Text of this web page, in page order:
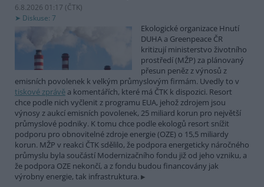
6.8.2026 01:17 (ČTK)
Diskuse: 7
Ekologické organizace Hnutí
DUHA a Greenpeace ČR
kritizují ministerstvo životního
prostředí (MŽP) za plánovaný
přesun peněz z výnosů z
emisních povolenek k velkým průmyslovým firmám. Uvedly to v
tiskové zprávě a komentářích, které má ČTK k dispozici. Resort
chce podle nich vyčlenit z programu EUA, jehož zdrojem jsou
výnosy z aukcí emisních povolenek, 25 miliard korun pro největší
průmyslové podniky. K tomu chce podle ekologů resort snížit
podporu pro obnovitelné zdroje energie (OZE) o 15,5 miliardy
korun. MŽP v reakci ČTK sdělilo, že podpora energeticky náročného
průmyslu byla součástí Modernizačního fondu již od jeho vzniku, a
že podpora OZE nekončí, a z fondu budou financovány jak
výrobny energie, tak infrastruktura.